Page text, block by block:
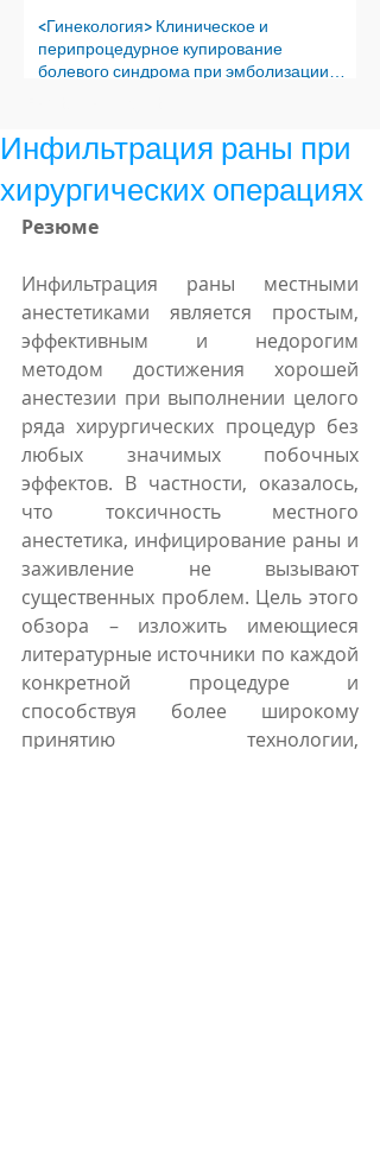
<Гинекология> Клиническое и
перипроцедурное купирование
болевого синдрома при эмболизации
Инфильтрация раны при
хирургических операциях
Резюме
Инфильтрация раны местными
анестетиками является простым,
эффективным и недорогим
методом достижения хорошей
анестезии при выполнении целого
ряда хирургических процедур без
любых значимых побочных
эффектов. В частности, оказалось,
что токсичность местного
анестетика, инфицирование раны и
заживление не вызывают
существенных проблем. Цель этого
обзора – изложить имеющиеся
литературные источники по каждой
конкретной процедуре и
способствуя более широкому
принятию технологии,